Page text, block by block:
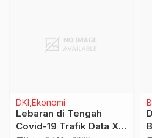
DKI Ekonomi
Lebaran di Tengah
Covid-19 Trafik Data XL